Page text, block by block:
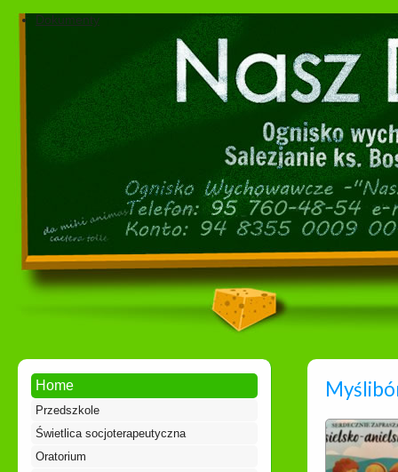
Dokumenty
Home
Przedszkole
Świetlica socjoterapeutyczna
Oratorium